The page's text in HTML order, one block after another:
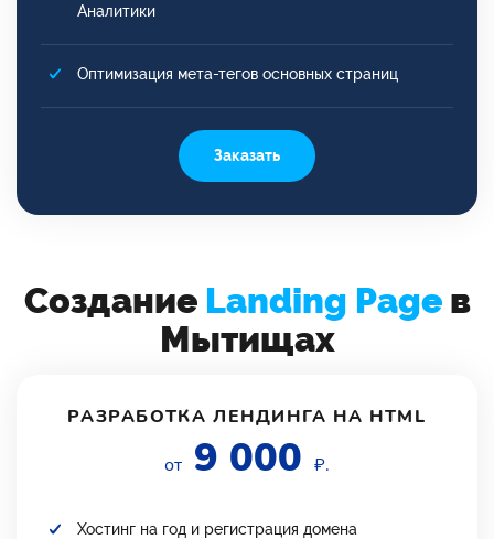
Аналитики
Оптимизация мета-тегов основных страниц
Заказать
Создание Landing Pageв
Мытищах
РАЗРАБОТКА ЛЕНДИНГА НА HTML
от 9 000 ₽.
Хостинг на год и регистрация домена